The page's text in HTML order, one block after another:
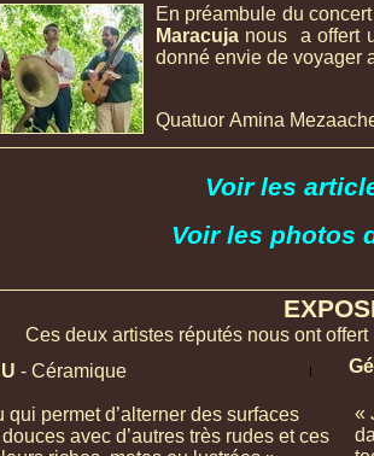
- Céramique
qui permet d’alterner des surfaces
avec d’autres très rudes et ces
Ces deux artistes réputés nous ont
En préambule du
Maracuja nous a offert
donné envie de voyager
Quatuor Amina
«
Voir les
Voir les photos